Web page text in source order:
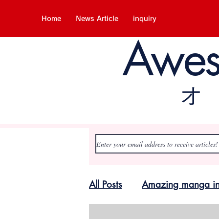
Home News Article inquiry
All Posts Amazing manga